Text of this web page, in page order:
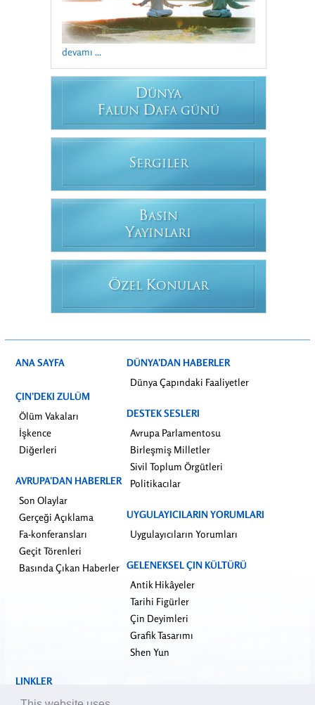
devamı ...
DÜNYA
FALUN DAFA GÜNÜ
SERGILER
BASIN
YAYINLARI
ÖZEL KONULAR
ANA SAYFA
ÇIN’DEKI ZULÜM
Ölüm Vakaları
İşkence
Diğerleri
AVRUPA’DAN HABERLER
Son Olaylar
Gerçeği Açıklama
Fa-konferansları
Geçit Törenleri
Basında Çıkan Haberler
DÜNYA’DAN HABERLER
Dünya Çapındaki Faaliyetler
DESTEK SESLERI
Avrupa Parlamentosu
Birleşmiş Milletler
Sivil Toplum Örgütleri
Politikacılar
UYGULAYICILARIN YORUMLARI
Uygulayıcıların Yorumları
GELENEKSEL ÇIN KÜLTÜRÜ
Antik Hikâyeler
Tarihi Figürler
Çin Deyimleri
Grafik Tasarımı
Shen Yun
LINKLER
falundafa.org